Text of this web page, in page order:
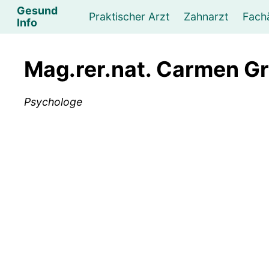
Gesund
Info
Praktischer Arzt Zahnarzt
Mag.rer.nat. Carmen
Psychologe